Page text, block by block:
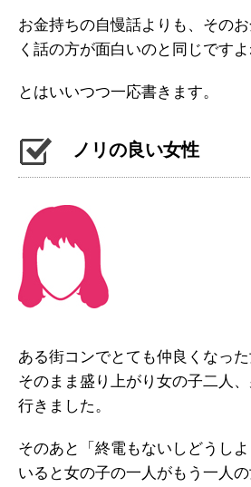
お金持ちの自慢話よりも、その
く話の方が面白いのと同じですよ
とはいいつつ一応書きます。
ノリの良い女性
ある街コンでとても仲良くなった
そのまま盛り上がり女の子二人
行きました。
そのあと「終電もないしどうし
いると女の子の一人がもう一人